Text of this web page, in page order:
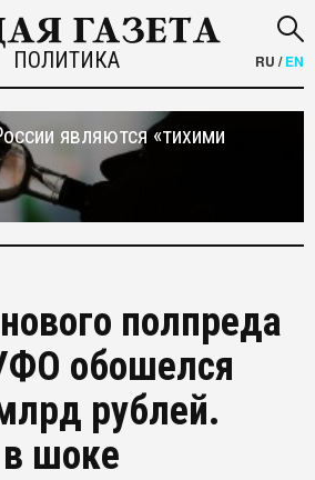
ПОЛИТИКА RU /EN
являются «тихими
полпреда
обошелся
рублей.
шоке